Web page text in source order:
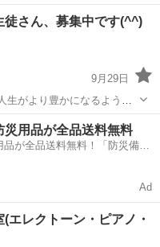
通うのが難しい方向けにな
の保険はありません。ご自
ッスン
徒さん、募集中です(^^)
9月29日
生がより豊かになるようお
ド
演奏家資格課程修了。留学
初心者
災用品が全品送料無料
が全品送料無料！「防災備蓄
Ad
エレクトーン・ピアノ・